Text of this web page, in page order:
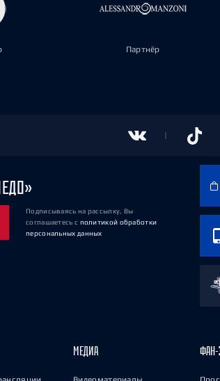
Партнёр
Подписываясь на рассылку, Вы
соглашаетесь с политикой обработки
персональных данных
МЕДИА ФАН-